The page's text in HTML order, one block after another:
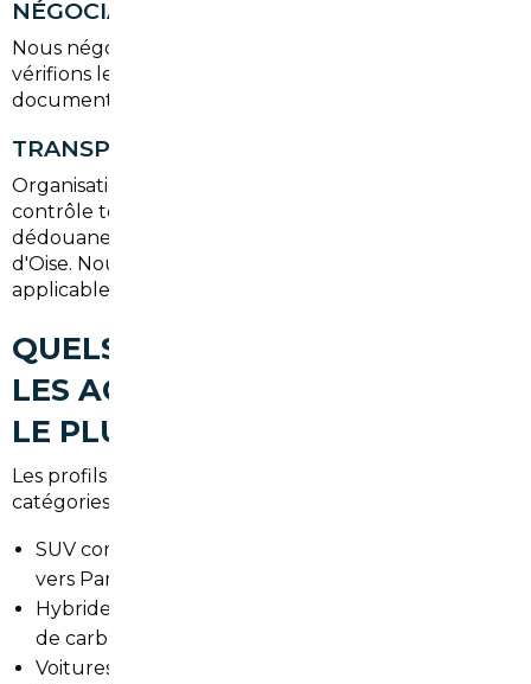
NÉGOCIATION ET ACHAT
Nous négocions au meilleur prix en votre nom,
vérifions les documents et préparons tous les
documents pour l'importation.
TRANSPORT ET IMMATRICULATION
Organisation du transport sécurisé vers Sarcelles,
contrôle technique si nécessaire, démarches de
dédouanement et demande de carte grise en Val-
d'Oise. Nous accompagnons aussi pour la TVA si
applicable.
QUELS TYPES DE VOITURES
LES ACHETEURS RECHERCHENT
LE PLUS À SARCELLES
Les profils d'acheteurs à Sarcelles sont variés. Voici les
catégories les plus demandées :
SUV compacts pour familles et trajets quotidiens
vers Paris.
Hybrides et petites hybrides pour réduire les coûts
de carburant en Île-de-France.
Voitures premium d'occasion (Audi, BMW,